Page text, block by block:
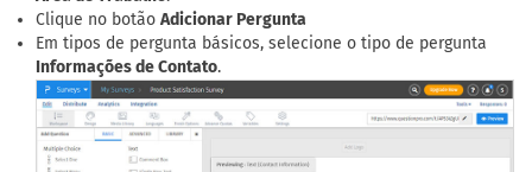
Clique no botão Adicionar Pergunta
Em tipos de pergunta básicos, selecione o tipo de pergunta
Informações de Contato.